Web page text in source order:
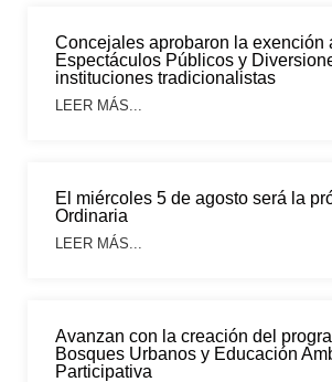
Concejales aprobaron la exención
Espectáculos Públicos y
instituciones tradicionalistas
LEER MÁS...
El miércoles 5 de agosto será la
Ordinaria
LEER MÁS...
Avanzan con la creación del
Bosques Urbanos y Educación
Participativa